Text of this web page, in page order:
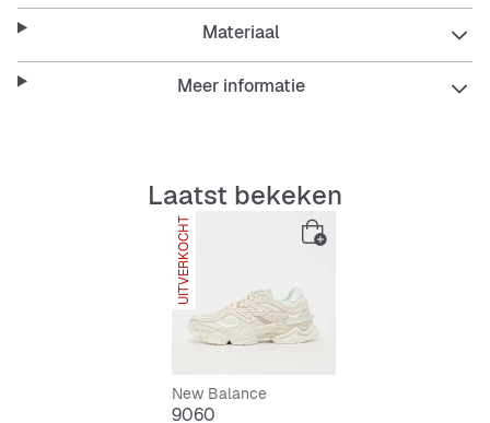
Comfortabele voering aan de binnenkant
Schokabsorberende en duurzame buitenzool
Antislip voor een stevige grip
Vetersluiting voor een perfecte pasvorm
Materiaal
Meer informatie
Laatst bekeken
UITVERKOCHT
New Balance
9060